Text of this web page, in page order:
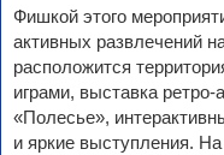
Фишкой этого
активных развлечений
расположится
играми, выставка
«Полесье»,
и яркие выступления.